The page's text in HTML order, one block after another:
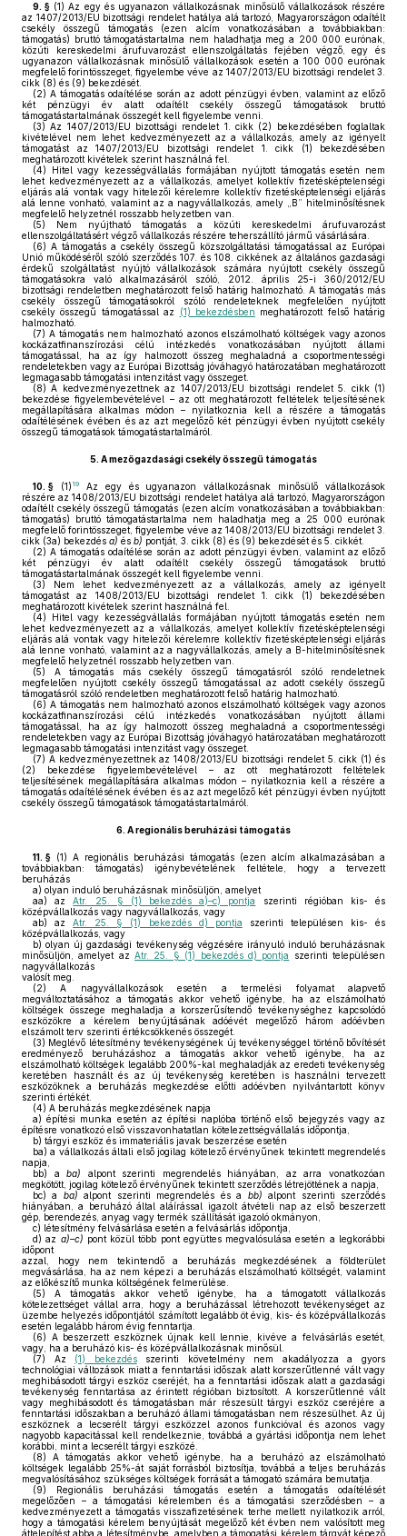
9. § (1) Az egy és ugyanazon vállalkozásnak minősülő vállalkozások részére
az 1407/2013/EU bizottsági rendelet hatálya alá tartozó, Magyarországon odaítélt
csekély összegű támogatás (ezen alcím vonatkozásában a továbbiakban:
támogatás) bruttó támogatástartalma nem haladhatja meg a 200 000 eurónak,
közúti kereskedelmi árufuvarozást ellenszolgáltatás fejében végző, egy és
ugyanazon vállalkozásnak minősülő vállalkozások esetén a 100 000 eurónak
megfelelő forintösszeget, figyelembe véve az 1407/2013/EU bizottsági rendelet 3.
cikk (8) és (9) bekezdését.
(2) A támogatás odaítélése során az adott pénzügyi évben, valamint az előző
két pénzügyi év alatt odaítélt csekély összegű támogatások bruttó
támogatástartalmának összegét kell figyelembe venni.
(3) Az 1407/2013/EU bizottsági rendelet 1. cikk (2) bekezdésében foglaltak
kivételével nem lehet kedvezményezett az a vállalkozás, amely az igényelt
támogatást az 1407/2013/EU bizottsági rendelet 1. cikk (1) bekezdésében
meghatározott kivételek szerint használná fel.
(4) Hitel vagy kezességvállalás formájában nyújtott támogatás esetén nem
lehet kedvezményezett az a vállalkozás, amelyet kollektív fizetésképtelenségi
eljárás alá vontak vagy hitelezői kérelemre kollektív fizetésképtelenségi eljárás
alá lenne vonható, valamint az a nagyvállalkozás, amely „B” hitelminősítésnek
megfelelő helyzetnél rosszabb helyzetben van.
(5) Nem nyújtható támogatás a közúti kereskedelmi árufuvarozást
ellenszolgáltatásért végző vállalkozás részére teherszállító jármű vásárlására.
(6) A támogatás a csekély összegű közszolgáltatási támogatással az Európai
Unió működéséről szóló szerződés 107. és 108. cikkének az általános gazdasági
érdekű szolgáltatást nyújtó vállalkozások számára nyújtott csekély összegű
támogatásokra való alkalmazásáról szóló, 2012. április 25-i 360/2012/EU
bizottsági rendeletben meghatározott felső határig halmozható. A támogatás más
csekély összegű támogatásokról szóló rendeleteknek megfelelően nyújtott
csekély összegű támogatással az
(1) bekezdésben meghatározott felső határig
halmozható.
(7) A támogatás nem halmozható azonos elszámolható költségek vagy azonos
kockázatfinanszírozási célú intézkedés vonatkozásában nyújtott állami
támogatással, ha az így halmozott összeg meghaladná a csoportmentességi
rendeletekben vagy az Európai Bizottság jóváhagyó határozatában meghatározott
legmagasabb támogatási intenzitást vagy összeget.
(8) A kedvezményezettnek az 1407/2013/EU bizottsági rendelet 5. cikk (1)
bekezdése figyelembevételével – az ott meghatározott feltételek teljesítésének
megállapítására alkalmas módon – nyilatkoznia kell a részére a támogatás
odaítélésének évében és az azt megelőző két pénzügyi évben nyújtott csekély
összegű támogatások támogatástartalmáról.
5. A mezőgazdasági csekély összegű támogatás
10. § (1) 19Az egy és ugyanazon vállalkozásnak minősülő vállalkozások
részére az 1408/2013/EU bizottsági rendelet hatálya alá tartozó, Magyarországon
odaítélt csekély összegű támogatás (ezen alcím vonatkozásában a továbbiakban:
támogatás) bruttó támogatástartalma nem haladhatja meg a 25 000 eurónak
megfelelő forintösszeget, figyelembe véve az 1408/2013/EU bizottsági rendelet 3.
cikk (3a) bekezdés a) és b) pontját, 3. cikk (8) és (9) bekezdését és 5. cikkét.
(2) A támogatás odaítélése során az adott pénzügyi évben, valamint az előző
két pénzügyi év alatt odaítélt csekély összegű támogatások bruttó
támogatástartalmának összegét kell figyelembe venni.
(3) Nem lehet kedvezményezett az a vállalkozás, amely az igényelt
támogatást az 1408/2013/EU bizottsági rendelet 1. cikk (1) bekezdésében
meghatározott kivételek szerint használná fel.
(4) Hitel vagy kezességvállalás formájában nyújtott támogatás esetén nem
lehet kedvezményezett az a vállalkozás, amelyet kollektív fizetésképtelenségi
eljárás alá vontak vagy hitelezői kérelemre kollektív fizetésképtelenségi eljárás
alá lenne vonható, valamint az a nagyvállalkozás, amely a B-hitelminősítésnek
megfelelő helyzetnél rosszabb helyzetben van.
(5) A támogatás más csekély összegű támogatásról szóló rendeletnek
megfelelően nyújtott csekély összegű támogatással az adott csekély összegű
támogatásról szóló rendeletben meghatározott felső határig halmozható.
(6) A támogatás nem halmozható azonos elszámolható költségek vagy azonos
kockázatfinanszírozási célú intézkedés vonatkozásában nyújtott állami
támogatással, ha az így halmozott összeg meghaladná a csoportmentességi
rendeletekben vagy az Európai Bizottság jóváhagyó határozatában meghatározott
legmagasabb támogatási intenzitást vagy összeget.
(7) A kedvezményezettnek az 1408/2013/EU bizottsági rendelet 5. cikk (1) és
(2) bekezdése figyelembevételével – az ott meghatározott feltételek
teljesítésének megállapítására alkalmas módon – nyilatkoznia kell a részére a
támogatás odaítélésének évében és az azt megelőző két pénzügyi évben nyújtott
csekély összegű támogatások támogatástartalmáról.
6. A regionális beruházási támogatás
11. § (1) A regionális beruházási támogatás (ezen alcím alkalmazásában a
továbbiakban: támogatás) igénybevételének feltétele, hogy a tervezett
beruházás
a) olyan induló beruházásnak minősüljön, amelyet
aa) azAtr. 25. § (1) bekezdés a)–c) pontja
szerinti régióban kis- és
középvállalkozás vagy nagyvállalkozás, vagy
ab) azAtr. 25. § (1) bekezdés d) pontja szerinti településen kis- és
középvállalkozás, vagy
b) olyan új gazdasági tevékenység végzésére irányuló induló beruházásnak
minősüljön, amelyet azAtr. 25. § (1) bekezdés d) pontja
szerinti településen
nagyvállalkozás
valósít meg.
(2) A nagyvállalkozások esetén a termelési folyamat alapvető
megváltoztatásához a támogatás akkor vehető igénybe, ha az elszámolható
költségek összege meghaladja a korszerűsítendő tevékenységhez kapcsolódó
eszközökre a kérelem benyújtásának adóévét megelőző három adóévben
elszámolt terv szerinti értékcsökkenés összegét.
(3) Meglévő létesítmény tevékenységének új tevékenységgel történő bővítését
eredményező beruházáshoz a támogatás akkor vehető igénybe, ha az
elszámolható költségek legalább 200%-kal meghaladják az eredeti tevékenység
keretében használt és az új tevékenység keretében is használni tervezett
eszközöknek a beruházás megkezdése előtti adóévben nyilvántartott könyv
szerinti értékét.
(4) A beruházás megkezdésének napja
a) építési munka esetén az építési naplóba történő első bejegyzés vagy az
építésre vonatkozó első visszavonhatatlan kötelezettségvállalás időpontja,
b) tárgyi eszköz és immateriális javak beszerzése esetén
ba) a vállalkozás általi első jogilag kötelező érvényűnek tekintett megrendelés
napja,
bb) aba) alpont szerinti megrendelés hiányában, az arra vonatkozóan
megkötött, jogilag kötelező érvényűnek tekintett szerződés létrejöttének a napja,
bc) a ba) alpont szerinti megrendelés és a bb) alpont szerinti szerződés
hiányában, a beruházó által aláírással igazolt átvételi nap az első beszerzett
gép, berendezés, anyag vagy termék szállítását igazoló okmányon,
c) létesítmény felvásárlása esetén a felvásárlás időpontja,
d) az a)–c) pont közül több pont együttes megvalósulása esetén a legkorábbi
időpont
azzal, hogy nem tekintendő a beruházás megkezdésének a földterület
megvásárlása, ha az nem képezi a beruházás elszámolható költségét, valamint
az előkészítő munka költségének felmerülése.
(5) A támogatás akkor vehető igénybe, ha a támogatott vállalkozás
kötelezettséget vállal arra, hogy a beruházással létrehozott tevékenységet az
üzembe helyezés időpontjától számított legalább öt évig, kis- és középvállalkozás
esetén legalább három évig fenntartja.
(6) A beszerzett eszköznek újnak kell lennie, kivéve a felvásárlás esetét,
vagy, ha a beruházó kis- és középvállalkozásnak minősül.
(7) Az (1) bekezdésszerinti követelmény nem akadályozza a gyors
technológiai változások miatt a fenntartási időszak alatt korszerűtlenné vált vagy
meghibásodott tárgyi eszköz cseréjét, ha a fenntartási időszak alatt a gazdasági
tevékenység fenntartása az érintett régióban biztosított. A korszerűtlenné vált
vagy meghibásodott és támogatásban már részesült tárgyi eszköz cseréjére a
fenntartási időszakban a beruházó állami támogatásban nem részesülhet. Az új
eszköznek a lecserélt tárgyi eszközzel azonos funkcióval és azonos vagy
nagyobb kapacitással kell rendelkeznie, továbbá a gyártási időpontja nem lehet
korábbi, mint a lecserélt tárgyi eszközé.
(8) A támogatás akkor vehető igénybe, ha a beruházó az elszámolható
költségek legalább 25%-át saját forrásból biztosítja, továbbá a teljes beruházás
megvalósításához szükséges költségek forrását a támogató számára bemutatja.
(9) Regionális beruházási támogatás esetén a támogatás odaítélését
megelőzően – a támogatási kérelemben és a támogatási szerződésben – a
kedvezményezett a támogatás visszafizetésének terhe mellett nyilatkozik arról,
hogy a támogatási kérelem benyújtását megelőző két évben nem valósított meg
áttelepítést abba a létesítménybe, amelyben a támogatási kérelem tárgyát képező